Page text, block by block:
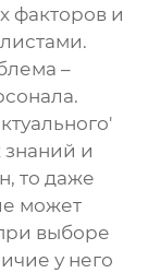
факторов и
–
знаний и
то даже
может
выборе
у него